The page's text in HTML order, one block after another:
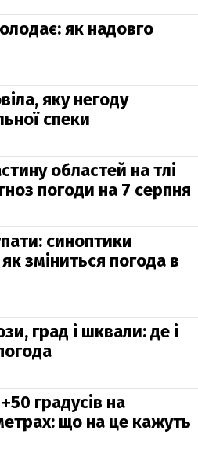
як надовго
яку негоду
спеки
областей на тлі
погоди на 7 серпня
синоптики
зміниться погода в
град і шквали: де і
градусів на
що на це кажуть